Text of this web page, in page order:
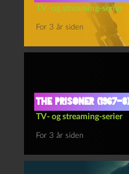
TV- og streaming-serier
For 3 år siden
The prisoner (1967-8)
TV- og streaming-serier
For 3 år siden